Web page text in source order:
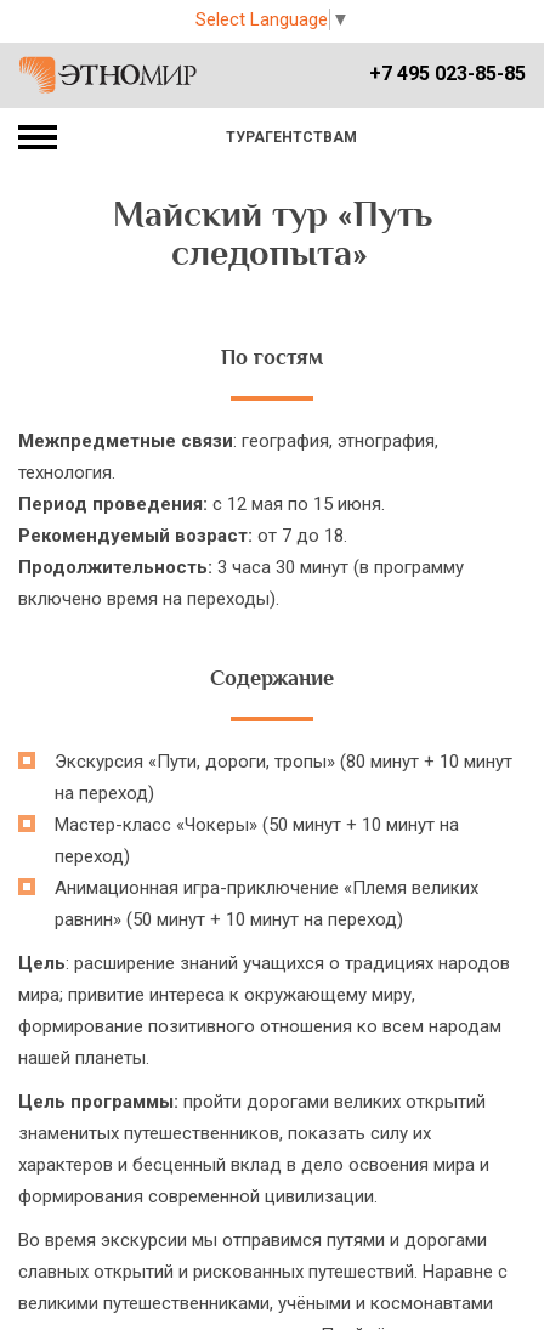
Select Language ▼
+7 495 023-85-85
ТУРАГЕНТСТВАМ
Майский тур «Путь
следопыта»
По гостям
Межпредметные связи: география, этнография,
технология.
Период проведения: с 12 мая по 15 июня.
Рекомендуемый возраст: от 7 до 18.
Продолжительность: 3 часа 30 минут (в программу
включено время на переходы).
Содержание
Экскурсия «Пути, дороги, тропы» (80 минут + 10 минут
на переход)
Мастер-класс «Чокеры» (50 минут + 10 минут на
переход)
Анимационная игра-приключение «Племя великих
равнин» (50 минут + 10 минут на переход)
Цель: расширение знаний учащихся о традициях народов
мира; привитие интереса к окружающему миру,
формирование позитивного отношения ко всем народам
нашей планеты.
Цель программы: пройти дорогами великих открытий
знаменитых путешественников, показать силу их
характеров и бесценный вклад в дело освоения мира и
формирования современной цивилизации.
Во время экскурсии мы отправимся путями и дорогами
славных открытий и рискованных путешествий. Наравне с
великими путешественниками, учёными и космонавтами